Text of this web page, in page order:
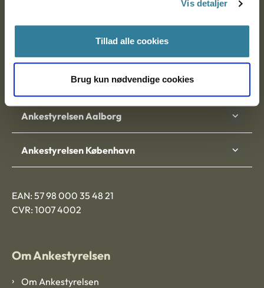
Vis detaljer
Tillad alle cookies
Brug kun nødvendige cookies
Postadresse:
Nytorv 7, 2. sal
Ankestyrelsen Aalborg
Ankestyrelsen København
EAN: 57 98 000 35 48 21
CVR: 1007 4002
Om Ankestyrelsen
Om Ankestyrelsen